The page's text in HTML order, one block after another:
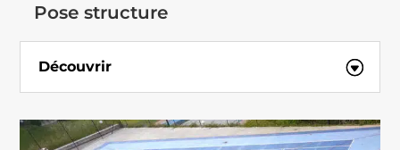
Pose structure
Découvrir